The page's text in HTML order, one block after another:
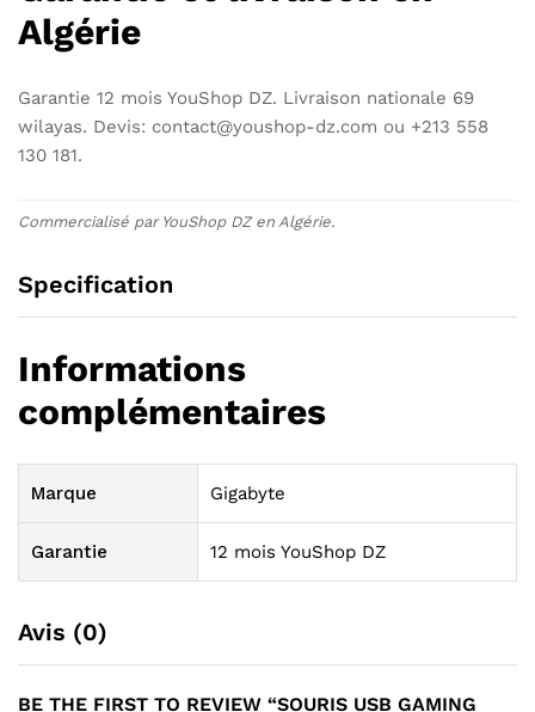
Algérie
Garantie 12 mois YouShop DZ. Livraison nationale 69
wilayas. Devis: contact@youshop-dz.com ou +213 558
130 181.
Commercialisé par YouShop DZ en Algérie.
Specification
Informations
complémentaires
Marque Gigabyte
Garantie 12 mois YouShop DZ
Avis (0)
BE THE FIRST TO REVIEW “SOURIS USB GAMING